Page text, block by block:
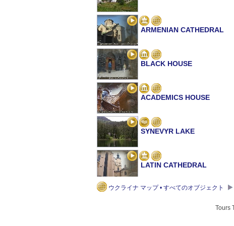
ARMENIAN CATHEDRAL
BLACK HOUSE
ACADEMICS HOUSE
SYNEVYR LAKE
LATIN CATHEDRAL
ウクライナ マップ • すべてのオブジェクト
Tours